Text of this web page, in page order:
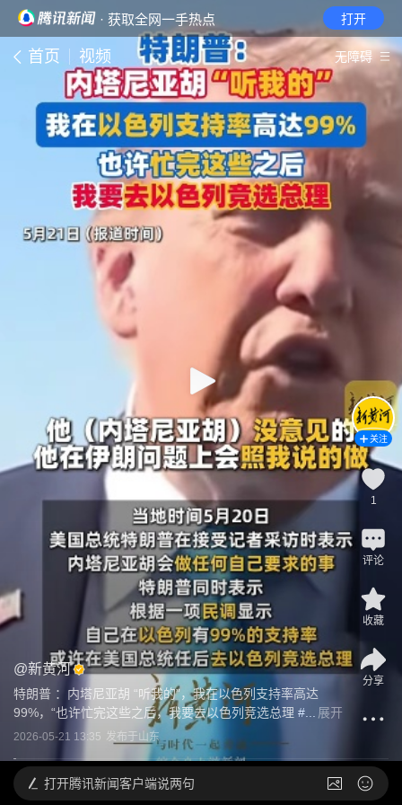
· 获取全网一手热点 打开
首页 视频 无障碍
@新黄河
特朗普 ：内塔尼亚胡 “听我的”，我在以色列支持率高达
99%，“也许忙完这些之后，我要去以色列竞选总理 #... 展开
2026-05-21 13:35 发布于 山东
关注
1
评论
收藏
分享
打开腾讯新闻客户端说两句